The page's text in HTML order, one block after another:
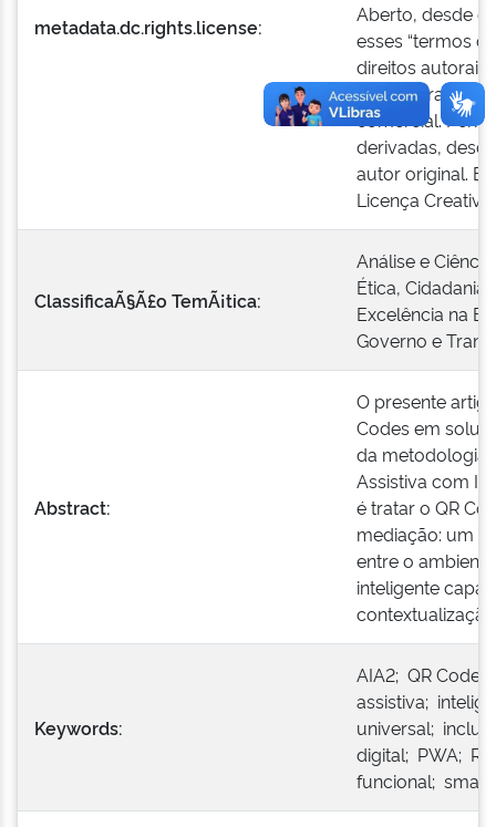
metadata.dc.rights.license:
Aberto, desde
esses “termos
direitos
Administração
comercial.
derivadas,
autor original.
Licença
ClassificaÃ§Ã£o TemÃ¡tica:
Análise e
Ética, Cidadania
Excelência na
Governo e
Abstract:
O presente
Codes em
da metodologia
Assistiva com
é tratar o QR
mediação: um
entre o
inteligente
Keywords:
AIA2; QR
assistiva;
universal;
digital; PWA;
funcional;